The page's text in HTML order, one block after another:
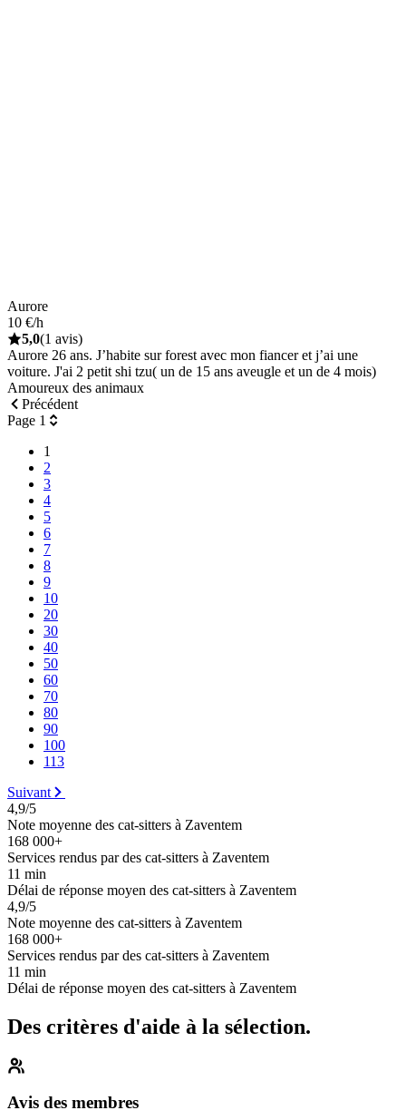
Aurore
10 €/h
5,0(1 avis)
Aurore 26 ans. J’habite sur forest avec mon fiancer et j’ai une
voiture. J'ai 2 petit shi tzu( un de 15 ans aveugle et un de 4 mois)
Amoureux des animaux
Précédent
Page 1
1
2
3
4
5
6
7
8
9
10
20
30
40
50
60
70
80
90
100
113
Suivant
4,9/5
Note moyenne des cat-sitters à Zaventem
168 000+
Services rendus par des cat-sitters à Zaventem
11 min
Délai de réponse moyen des cat-sitters à Zaventem
4,9/5
Note moyenne des cat-sitters à Zaventem
168 000+
Services rendus par des cat-sitters à Zaventem
11 min
Délai de réponse moyen des cat-sitters à Zaventem
Des critères d'aide à la sélection.
Avis des membres